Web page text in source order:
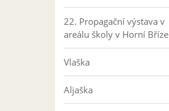
22. Propagační výstava v
areálu školy v Horní Bříze
Vlaška
Aljaška